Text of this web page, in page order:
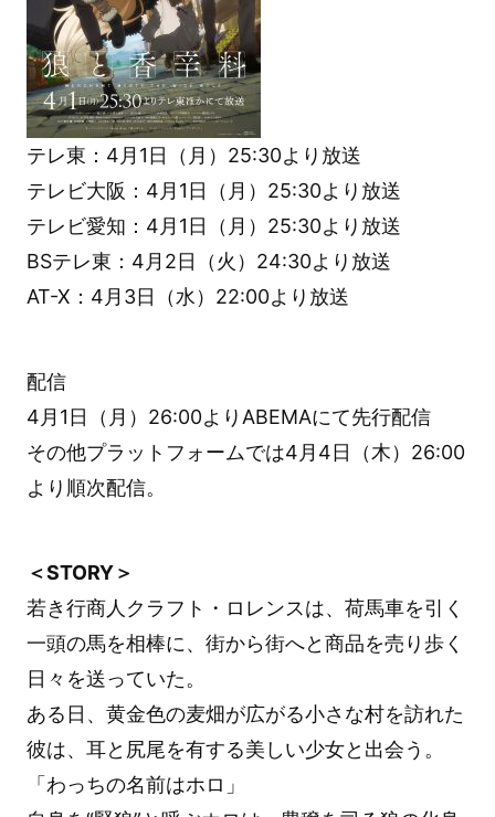
テレ東：4月1日（月）25:30より放送
テレビ大阪：4月1日（月）25:30より放送
テレビ愛知：4月1日（月）25:30より放送
BSテレ東：4月2日（火）24:30より放送
AT-X：4月3日（水）22:00より放送
配信
4月1日（月）26:00よりABEMAにて先行配信
その他プラットフォームでは4月4日（木）26:00
より順次配信。
＜STORY＞
若き行商人クラフト・ロレンスは、荷馬車を引く
一頭の馬を相棒に、街から街へと商品を売り歩く
日々を送っていた。
ある日、黄金色の麦畑が広がる小さな村を訪れた
彼は、耳と尻尾を有する美しい少女と出会う。
「わっちの名前はホロ」